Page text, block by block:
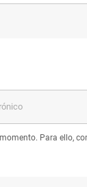
Para ello,